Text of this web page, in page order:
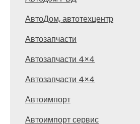
АвтоДом, автотехцентр
Автозапчасти
Автозапчасти 4×4
Автозапчасти 4×4
Автоимпорт
Автоимпорт сервис